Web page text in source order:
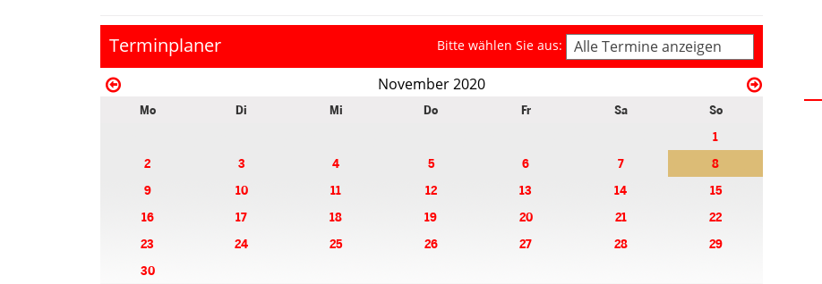
Terminplaner Bitte wählen Sie aus:
Alle Termine anzeigen
November 2020
Mo Di Mi Do Fr Sa
So
1
2
3 4 5 6 7
8
9
10 11 12 13 14
15
16
17 18 19 20 21
22
23
24 25 26 27 28
29
30